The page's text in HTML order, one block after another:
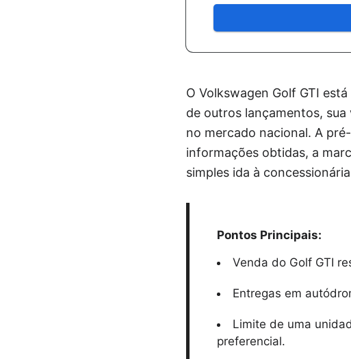
O Volkswagen Golf GTI
de outros lançamentos,
no mercado nacional. A
informações obtidas, a
simples ida à
Pontos Principais:
Venda do Golf GTI
Entregas em
Limite de uma
preferencial.